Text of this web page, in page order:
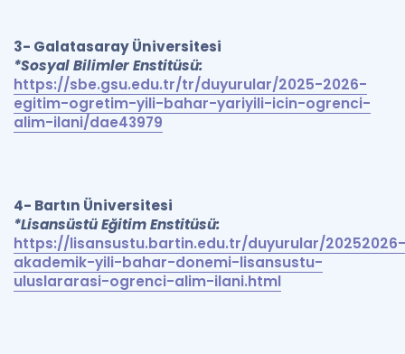
3- Galatasaray Üniversitesi
*Sosyal Bilimler Enstitüsü:
https://sbe.gsu.edu.tr/tr/duyurular/2025-2026-
egitim-ogretim-yili-bahar-yariyili-icin-ogrenci-
alim-ilani/dae43979
4- Bartın Üniversitesi
*Lisansüstü Eğitim Enstitüsü:
https://lisansustu.bartin.edu.tr/duyurular/20252026-
akademik-yili-bahar-donemi-lisansustu-
uluslararasi-ogrenci-alim-ilani.html